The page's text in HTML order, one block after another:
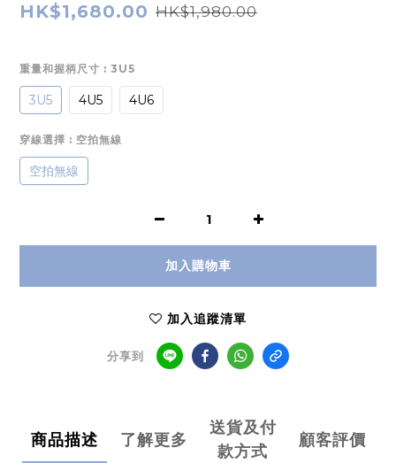
HK$1,680.00 HK$1,980.00
重量和握柄尺寸 : 3U5
3U5 4U5 4U6
穿線選擇 : 空拍無線
空拍無線
加入購物車
加入追蹤清單
分享到
商品描述 了解更多
送貨及付
款方式
顧客評價